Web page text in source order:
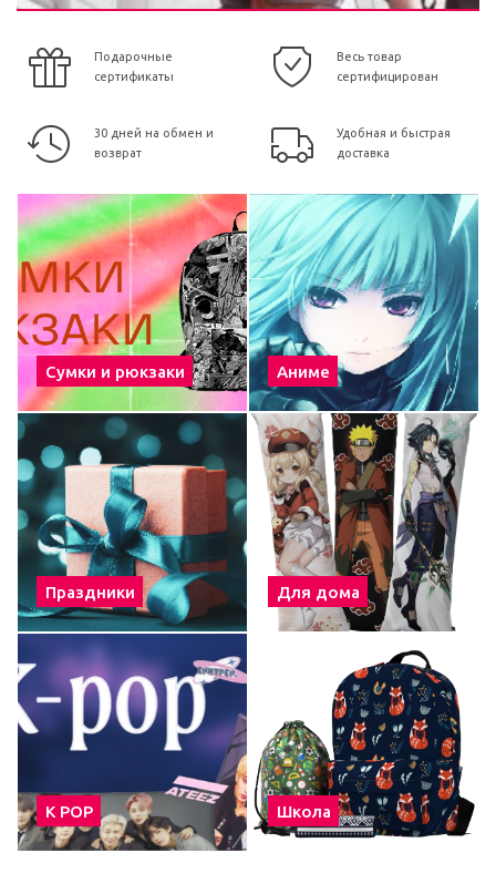
Подарочные
сертификаты
Весь товар
сертифицирован
30 дней на обмен и
возврат
Удобная и быстрая
доставка
Сумки и рюкзаки Аниме
Праздники Для дома
К POP Школа